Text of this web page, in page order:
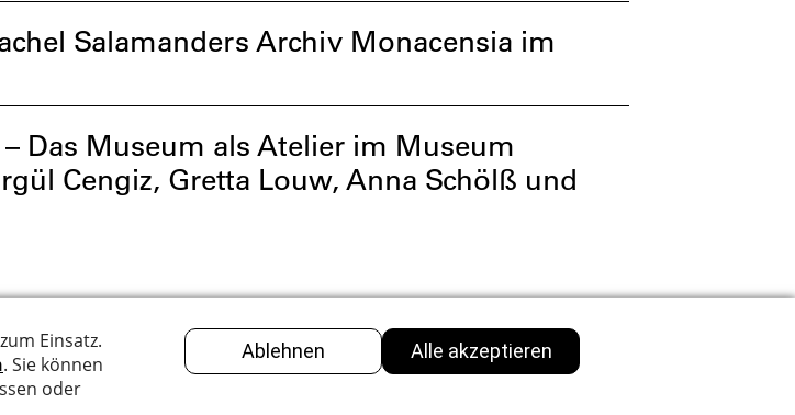
Salamanders Archiv Monacensia im
Das Museum als Atelier im Museum
Cengiz, Gretta Louw, Anna Schölß und